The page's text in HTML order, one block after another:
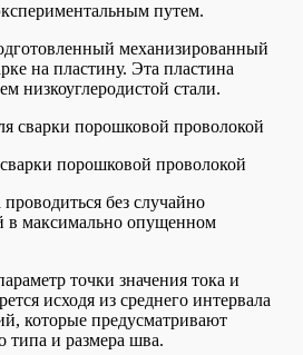
путем.
механизированный
на пластину. Эта пластина
низкоуглеродистой стали.
порошковой проволокой
без случайно
в максимально опущенном
точки значения тока и
исходя из среднего интервала
которые предусматривают
типа и размера шва.